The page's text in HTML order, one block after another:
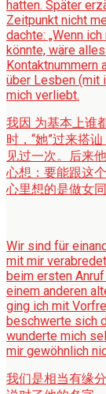
hatten. Später
Zeitpunkt nicht
dachte: „Wenn
könnte, wäre
Kontaktnummern
über Lesben (mit
mich verliebt.
我因 为基本上谁
时，“她”过来搭
见过一次。后来
心想：要能跟这
心里想的是做女
Wir sind für
mit mir
beim ersten
einem anderen
ging ich mit
beschwerte sich
wunderte mich
mir gewöhnlich
我们是相当有缘